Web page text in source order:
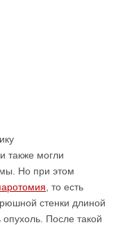
также могли
Но при этом
, то есть
стенки длиной
После такой